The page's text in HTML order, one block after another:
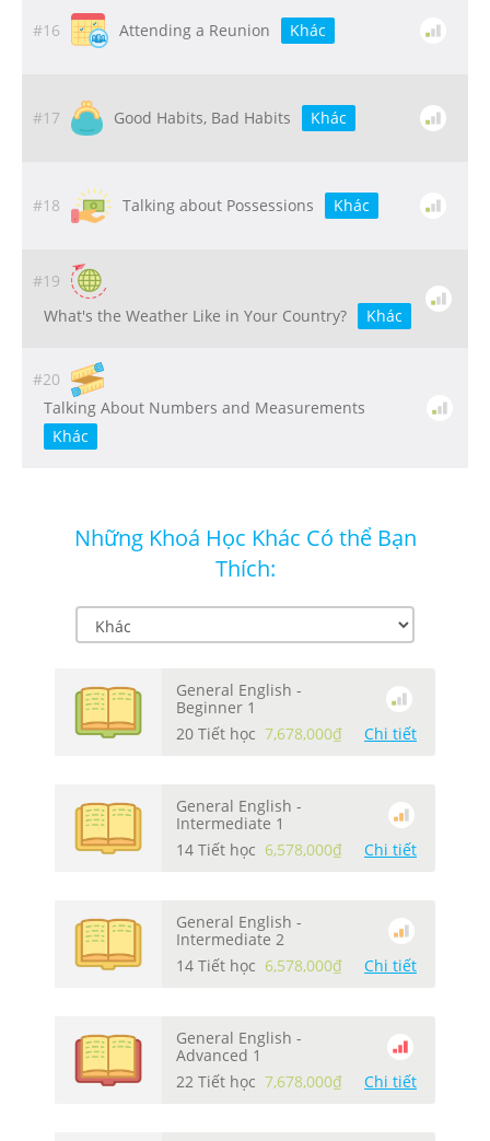
#16 Attending a Reunion Khác
#17 Good Habits, Bad Habits Khác
#18 Talking about Possessions Khác
#19
What's the Weather Like in Your Country?
Khác
#20
Talking About Numbers and Measurements
Khác
Những Khoá Học Khác Có thể Bạn
Thích:
General English -
Beginner 1
20 Tiết học 7,678,000₫ Chi tiết
General English -
Intermediate 1
14 Tiết học 6,578,000₫ Chi tiết
General English -
Intermediate 2
14 Tiết học 6,578,000₫ Chi tiết
General English -
Advanced 1
22 Tiết học 7,678,000₫ Chi tiết